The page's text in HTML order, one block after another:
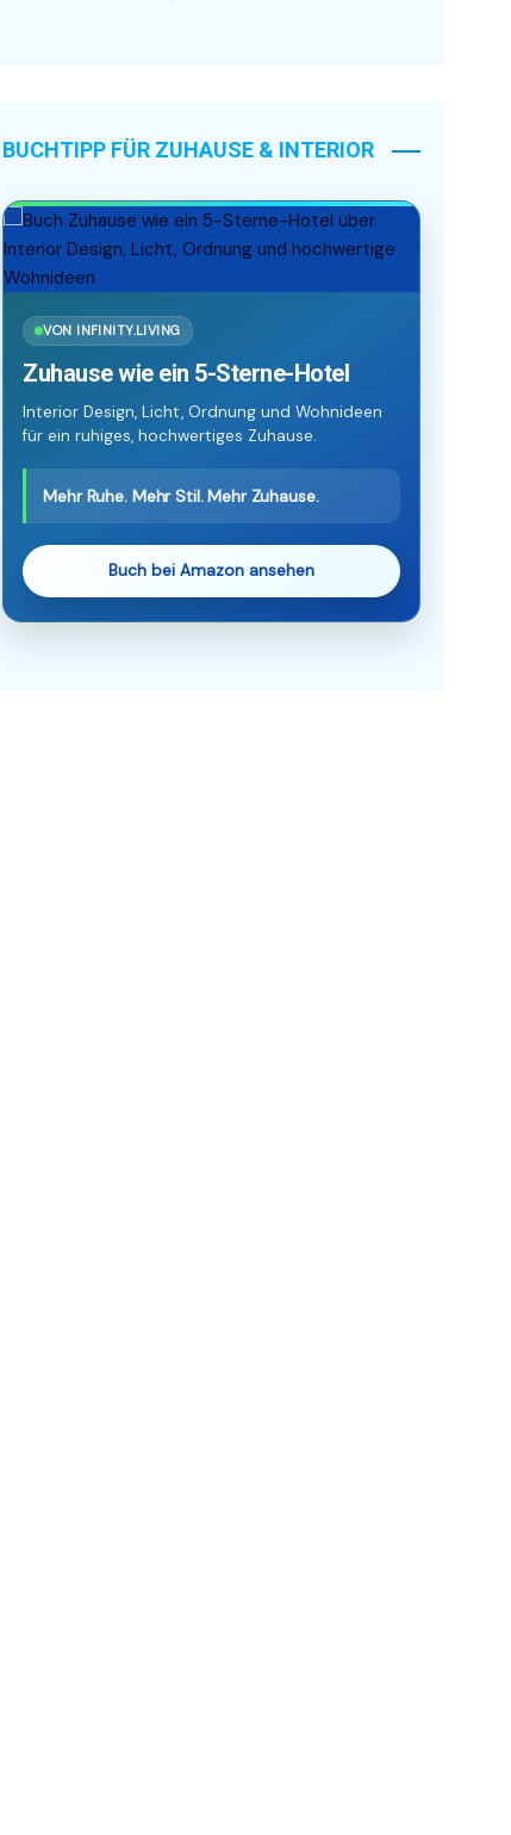
BUCHTIPP FÜR ZUHAUSE & INTERIOR
VON INFINITY.LIVING
Zuhause wie ein 5-Sterne-Hotel
Interior Design, Licht, Ordnung und Wohnideen
für ein ruhiges, hochwertiges Zuhause.
Mehr Ruhe. Mehr Stil. Mehr Zuhause.
Buch bei Amazon ansehen